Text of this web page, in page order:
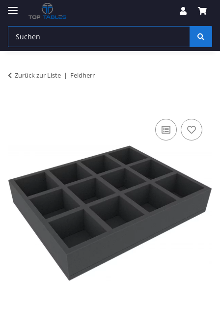
Zurück zur Liste Feldherr